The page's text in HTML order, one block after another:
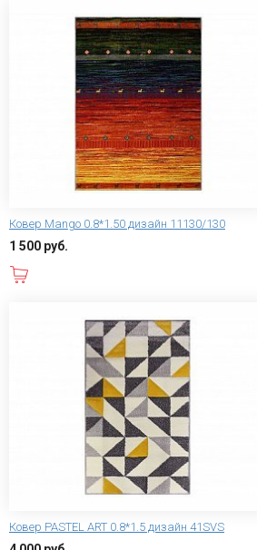
Ковер Mango 0.8*1.50 дизайн 11130/130
1 500 руб.
Ковер PASTEL ART 0.8*1.5 дизайн 41SVS